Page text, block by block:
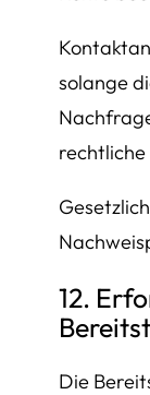
solange
12.
Die